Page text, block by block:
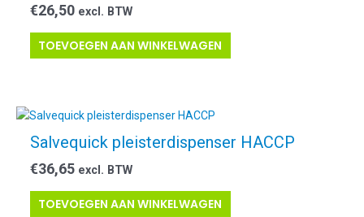
€26,50 excl. BTW
TOEVOEGEN AAN WINKELWAGEN
Salvequick pleisterdispenser HACCP
€36,65 excl. BTW
TOEVOEGEN AAN WINKELWAGEN